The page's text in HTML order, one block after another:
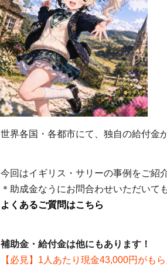
世界各国・各都市にて、独自の給付金
今回はイギリス・サリーの事例をご紹
＊助成金なうにお問合わせいただいて
よくあるご質問はこちら
補助金・給付金は他にもあります！
【必見】1人あたり現金43,000円がも